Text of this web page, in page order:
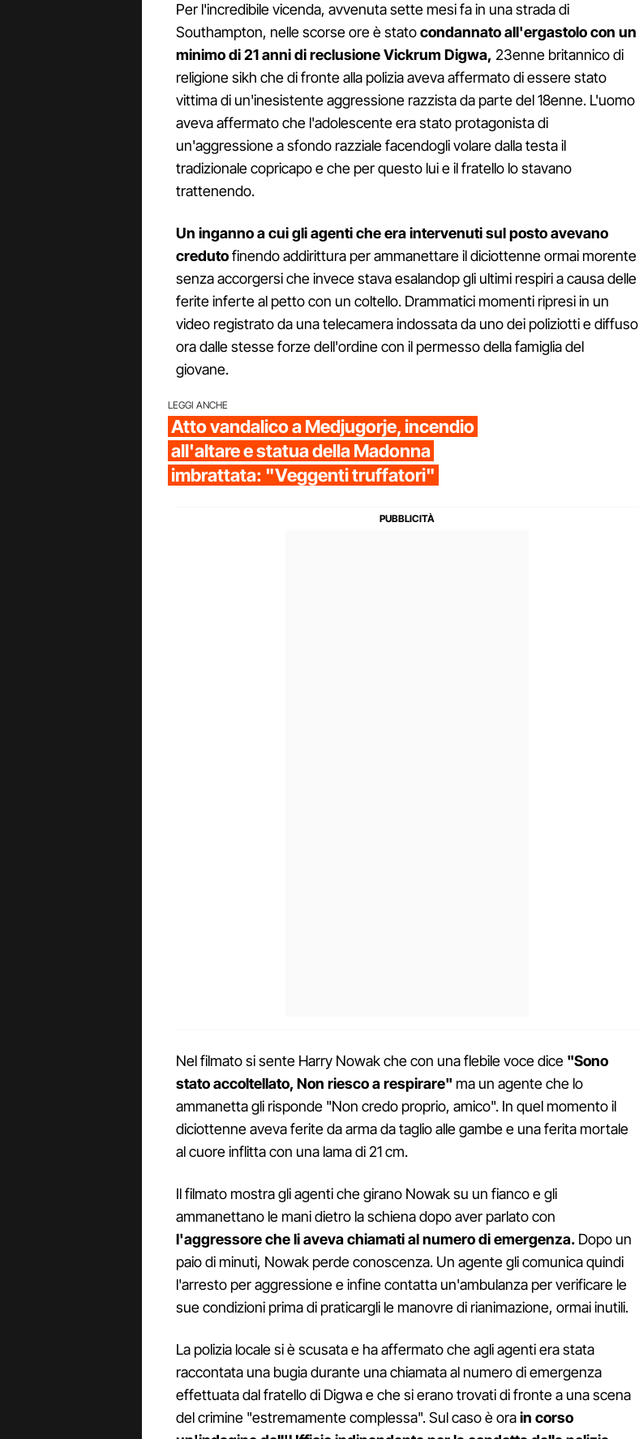
Per l'incredibile vicenda, avvenuta sette mesi fa in una strada di
Southampton, nelle scorse ore è statocondannato all'ergastolo con un
minimo di 21 anni di reclusione Vickrum Digwa, 23enne britannico di
religione sikh che di fronte alla polizia aveva affermato di essere stato
vittima di un'inesistente aggressione razzista da parte del 18enne. L'uomo
aveva affermato che l'adolescente era stato protagonista di
un'aggressione a sfondo razziale facendogli volare dalla testa il
tradizionale copricapo e che per questo lui e il fratello lo stavano
trattenendo.
Un inganno a cui gli agenti che era intervenuti sul posto avevano
credutofinendo addirittura per ammanettare il diciottenne ormai morente
senza accorgersi che invece stava esalandop gli ultimi respiri a causa delle
ferite inferte al petto con un coltello. Drammatici momenti ripresi in un
video registrato da una telecamera indossata da uno dei poliziotti e diffuso
ora dalle stesse forze dell'ordine con il permesso della famiglia del
giovane.
LEGGI ANCHE
Atto vandalico a Medjugorje, incendio
all'altare e statua della Madonna
imbrattata: "Veggenti truffatori"
Nel filmato si sente Harry Nowak che con una flebile voce dice "Sono
stato accoltellato, Non riesco a respirare" ma un agente che lo
ammanetta gli risponde "Non credo proprio, amico". In quel momento il
diciottenne aveva ferite da arma da taglio alle gambe e una ferita mortale
al cuore inflitta con una lama di 21 cm.
Il filmato mostra gli agenti che girano Nowak su un fianco e gli
ammanettano le mani dietro la schiena dopo aver parlato con
l'aggressore che li aveva chiamati al numero di emergenza. Dopo un
paio di minuti, Nowak perde conoscenza. Un agente gli comunica quindi
l'arresto per aggressione e infine contatta un'ambulanza per verificare le
sue condizioni prima di praticargli le manovre di rianimazione, ormai inutili.
La polizia locale si è scusata e ha affermato che agli agenti era stata
raccontata una bugia durante una chiamata al numero di emergenza
effettuata dal fratello di Digwa e che si erano trovati di fronte a una scena
del crimine "estremamente complessa". Sul caso è orain corso